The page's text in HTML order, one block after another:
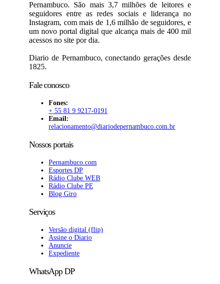
Pernambuco. São mais 3,7 milhões de leitores e
seguidores entre as redes sociais e liderança no
Instagram, com mais de 1,6 milhão de seguidores, e
um novo portal digital que alcança mais de 400 mil
acessos no site por dia.
Diario de Pernambuco, conectando gerações desde
1825.
Fale conosco
Fones:
+ 55 81 9 9217-0191
Email:
relacionamento@diariodepernambuco.com.br
Nossos portais
Pernambuco.com
Esportes DP
Rádio Clube WEB
Rádio Clube PE
Blog Giro
Serviços
Versão digital (flip)
Assine o Diario
Anuncie
Expediente
WhatsApp DP